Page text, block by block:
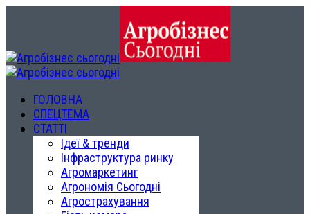
ГОЛОВНА
СПЕЦТЕМА
СТАТТІ
Ідеї & тренди
Інфраструктура ринку
Агромаркетинг
Агрономія Сьогодні
Агрострахування